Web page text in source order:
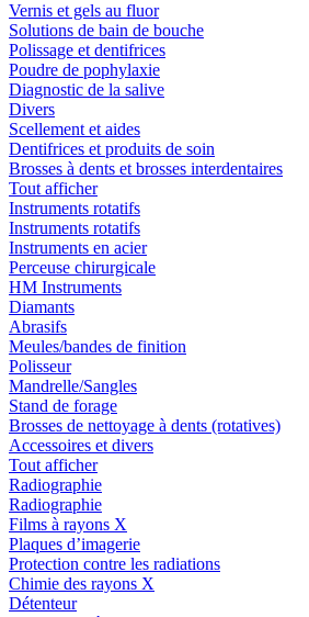
Vernis et gels au fluor
Solutions de bain de bouche
Polissage et dentifrices
Poudre de pophylaxie
Diagnostic de la salive
Divers
Scellement et aides
Dentifrices et produits de soin
Brosses à dents et brosses interdentaires
Tout afficher
Instruments rotatifs
Instruments rotatifs
Instruments en acier
Perceuse chirurgicale
HM Instruments
Diamants
Abrasifs
Meules/bandes de finition
Polisseur
Mandrelle/Sangles
Stand de forage
Brosses de nettoyage à dents (rotatives)
Accessoires et divers
Tout afficher
Radiographie
Radiographie
Films à rayons X
Plaques d’imagerie
Protection contre les radiations
Chimie des rayons X
Détenteur